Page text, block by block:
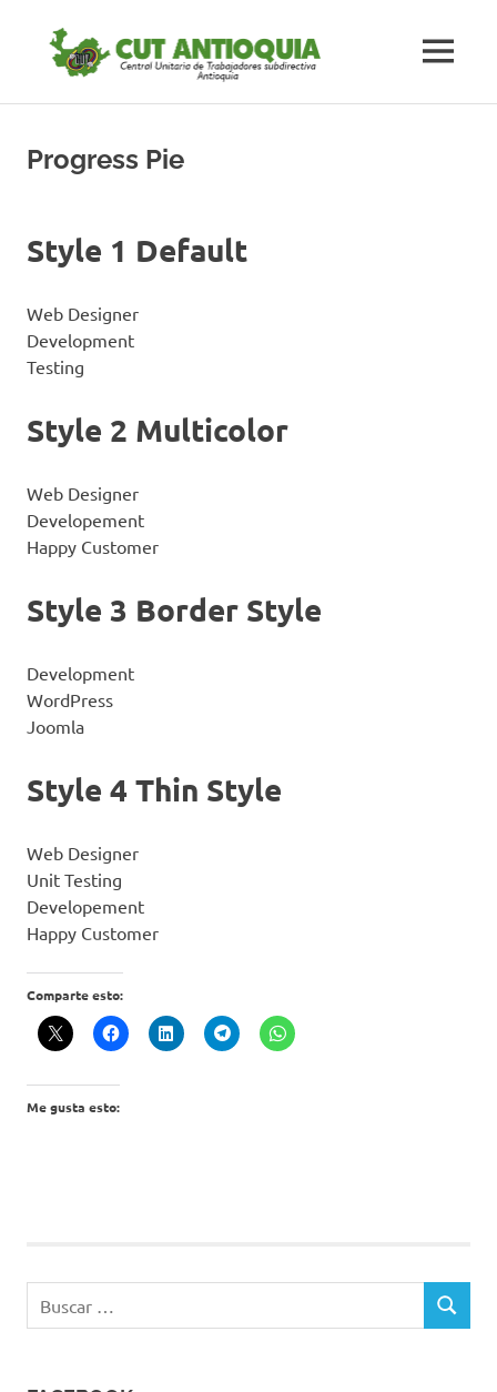
contenido
Central
de
subdirectiva
Antioquia
MENÚ
Progress Pie
Style 1 Default
Web Designer
Development
Testing
Style 2 Multicolor
Web Designer
Developement
Happy Customer
Style 3 Border Style​
Development
WordPress
Joomla
Style 4 Thin Style​
Web Designer
Unit Testing
Developement
Happy Customer
Comparte esto:
Me gusta esto:
BUSCAR